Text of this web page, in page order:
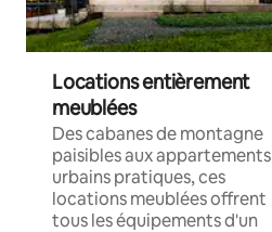
Locations entièrement
meublées
Des cabanes de montagne
paisibles aux appartements
urbains pratiques, ces
locations meublées offrent
tous les équipements d'un